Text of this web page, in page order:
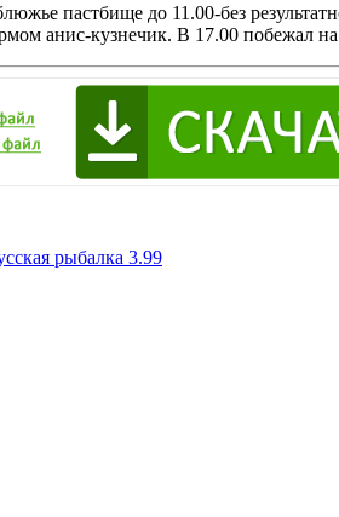
пастбище до 11.00-без
анис-кузнечик. В 17.00 побежал